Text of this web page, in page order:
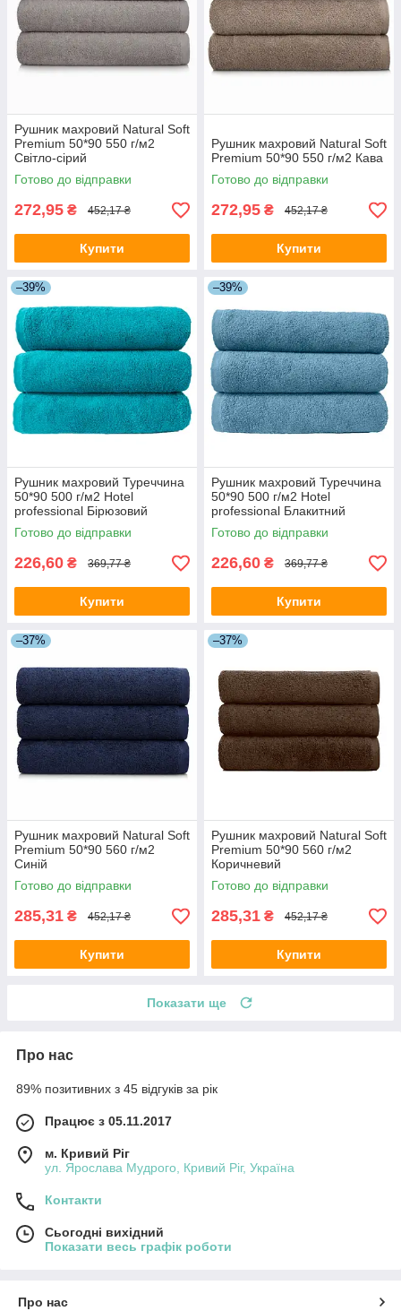
Рушник махровий Natural Soft
Premium 50*90 550 г/м2
Світло-сірий
Готово до відправки
272,95 ₴ 452,17 ₴
Купити
Рушник махровий Natural Soft
Premium 50*90 550 г/м2 Кава
Готово до відправки
272,95 ₴ 452,17 ₴
Купити
–39%
Рушник махровий Туреччина
50*90 500 г/м2 Hotel
professional Бірюзовий
Готово до відправки
226,60 ₴ 369,77 ₴
Купити
–39%
Рушник махровий Туреччина
50*90 500 г/м2 Hotel
professional Блакитний
Готово до відправки
226,60 ₴ 369,77 ₴
Купити
–37%
Рушник махровий Natural Soft
Premium 50*90 560 г/м2
Синій
Готово до відправки
285,31 ₴ 452,17 ₴
Купити
–37%
Рушник махровий Natural Soft
Premium 50*90 560 г/м2
Коричневий
Готово до відправки
285,31 ₴ 452,17 ₴
Купити
Показати ще
Про нас
89% позитивних з 45 відгуків за рік
Працює з 05.11.2017
м. Кривий Ріг
ул. Ярослава Мудрого, Кривий Ріг, Україна
Контакти
Сьогодні вихідний
Показати весь графік роботи
Про нас